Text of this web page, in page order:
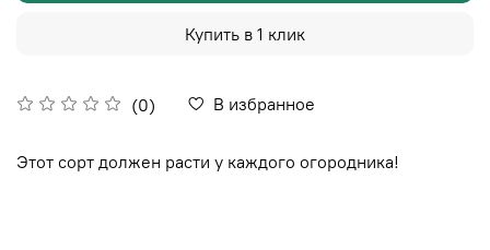
(0) В избранное
Купить в 1 клик
Этот сорт должен расти у каждого огородника!